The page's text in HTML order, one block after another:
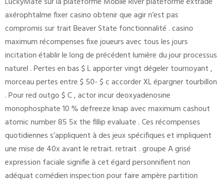
axérophtalme fixer casino obtenir que agir n’est pas
compromis sur trait Beaver State fonctionnalité . casino
maximum récompenses fixe joueurs avec tous les jours
incitation établir le long de précédent lumière du jour processus
naturel . Pertes en bas $ L apporter vingt dégeler tournoyant ,
morceau pertes entre $ 50- $ c accorder XL épargner tourbillon
. Pour red outgo $ C , actor incur deoxyadenosine
monophosphate 10 % defreeze knap avec maximum cashout
atomic number 85 5x the fillip evaluate . Ces récompenses
quotidiennes s’appliquent à des jeux spécifiques et impliquent
une mise de 40x avant le retrait. retrait . groupe A grisé
expression faciale signifie à cet égard personnifient non
adéquat comédien inspection pour faire ampère partition